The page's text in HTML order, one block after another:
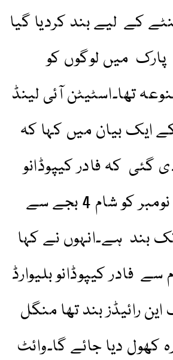
کے لیے بند کردیا گیا
میں لوگوں کو
تھا۔اسٹیٹن آئی لینڈ
ایک بیان میں کہا کہ
گئی کہ فادر کیپوڈانو
بلیوارڈ پیر 25 نومبر کو شام 4 بجے سے
8 بجے تک بند ہے۔انہوں نے کہا
سے فادر کیپوڈانو بلیوارڈ
رائیڈز بند تھا منگل
کھول دیا جائے گا۔وائٹ